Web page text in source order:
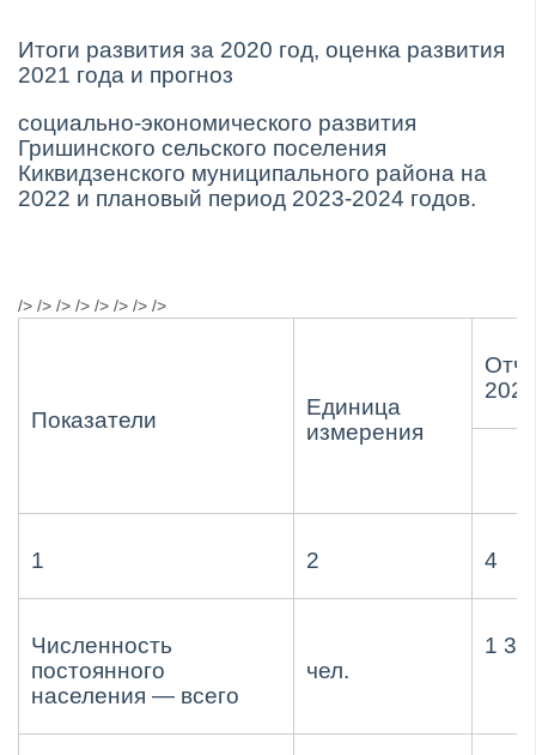
Итоги развития за 2020 год, оценка развития
2021 года и прогноз
социально-экономического развития
Гришинского сельского поселения
Киквидзенского муниципального района на
2022 и плановый период 2023-2024 годов.
/> /> /> /> /> /> /> />
Показатели
Единица
измерения
1 2 4
Численность
постоянного
населения — всего
чел.
1